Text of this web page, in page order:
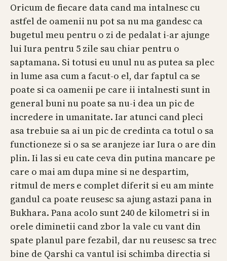
Oricum de fiecare data cand ma intalnesc cu
astfel de oamenii nu pot sa nu ma gandesc ca
bugetul meu pentru o zi de pedalat i-ar ajunge
lui Iura pentru 5 zile sau chiar pentru o
saptamana. Si totusi eu unul nu as putea sa plec
in lume asa cum a facut-o el, dar faptul ca se
poate si ca oamenii pe care ii intalnesti sunt in
general buni nu poate sa nu-i dea un pic de
incredere in umanitate. Iar atunci cand pleci
asa trebuie sa ai un pic de credinta ca totul o sa
functioneze si o sa se aranjeze iar Iura o are din
plin. Ii las si eu cate ceva din putina mancare pe
care o mai am dupa mine si ne despartim,
ritmul de mers e complet diferit si eu am minte
gandul ca poate reusesc sa ajung astazi pana in
Bukhara. Pana acolo sunt 240 de kilometri si in
orele diminetii cand zbor la vale cu vant din
spate planul pare fezabil, dar nu reusesc sa trec
bine de Qarshi ca vantul isi schimba directia si